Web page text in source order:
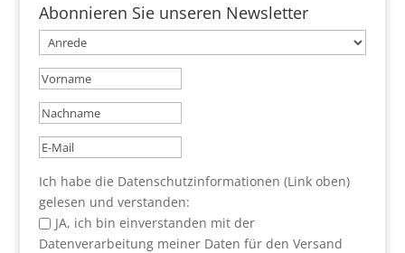
Abonnieren Sie unseren Newsletter
Ich habe die Datenschutzinformationen (Link oben)
gelesen und verstanden:
JA, ich bin einverstanden mit der
Datenverarbeitung meiner Daten für den Versand